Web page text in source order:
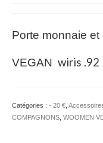
T-SHIRT
– 50 €
Porte monnaie
VEGAN wiris .92
Catégories : - 20 €
COMPAGNONS WOOMEN